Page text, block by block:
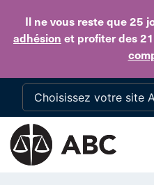
Il ne vous reste que 25
adhésion et profiter des